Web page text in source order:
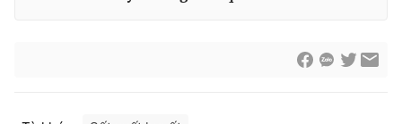
Nguyễn Thị Mỹ Hạnh, Phạm Quốc Thắng,